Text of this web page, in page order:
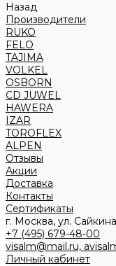
Назад
Производители
RUKO
FELO
TAJIMA
VOLKEL
OSBORN
CD JUWEL
HAWERA
IZAR
TOROFLEX
ALPEN
Отзывы
Акции
Доставка
Контакты
Сертификаты
г. Москва, ул.
+7 (495) 679-48-00
visalm@mail.ru,
Личный кабинет